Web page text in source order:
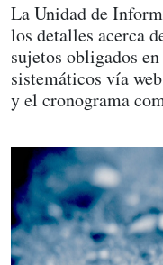
La Unidad de
los detalles acerca
sujetos obligados
sistemáticos vía
y el cronograma